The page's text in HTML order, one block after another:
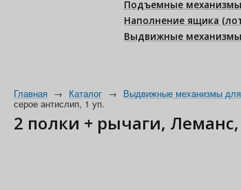
Подъемные механизмы
Наполнение ящика
Выдвижные
Главная → Каталог → Выдвижные механизмы
серое антислип, 1 уп.
2 полки + рычаги,